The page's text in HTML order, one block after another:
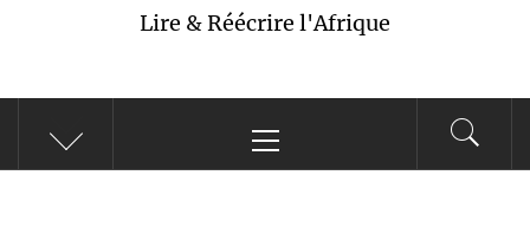
Lire & Réécrire l'Afrique
principal